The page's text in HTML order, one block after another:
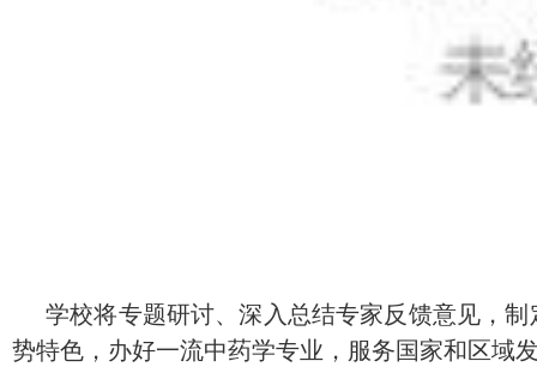
学校将专题研讨、深入总结专家反馈意见，
势特色，办好一流中药学专业，服务国家和区域